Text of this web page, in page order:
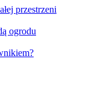
przestrzeni
ogrodu